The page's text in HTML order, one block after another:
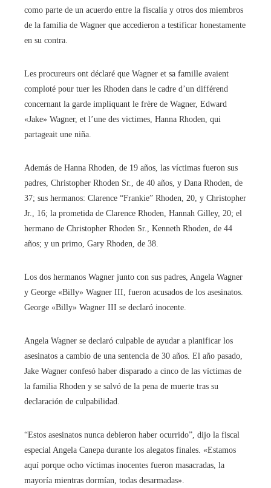
como parte de un acuerdo entre la fiscalía y otros dos miembros
de la familia de Wagner que accedieron a testificar honestamente
en su contra.
Les procureurs ont déclaré que Wagner et sa famille avaient
comploté pour tuer les Rhoden dans le cadre d’un différend
concernant la garde impliquant le frère de Wagner, Edward
«Jake» Wagner, et l’une des victimes, Hanna Rhoden, qui
partageait une niña.
Además de Hanna Rhoden, de 19 años, las víctimas fueron sus
padres, Christopher Rhoden Sr., de 40 años, y Dana Rhoden, de
37; sus hermanos: Clarence “Frankie” Rhoden, 20, y Christopher
Jr., 16; la prometida de Clarence Rhoden, Hannah Gilley, 20; el
hermano de Christopher Rhoden Sr., Kenneth Rhoden, de 44
años; y un primo, Gary Rhoden, de 38.
Los dos hermanos Wagner junto con sus padres, Angela Wagner
y George «Billy» Wagner III, fueron acusados ​​de los asesinatos.
George «Billy» Wagner III se declaró inocente.
Angela Wagner se declaró culpable de ayudar a planificar los
asesinatos a cambio de una sentencia de 30 años. El año pasado,
Jake Wagner confesó haber disparado a cinco de las víctimas de
la familia Rhoden y se salvó de la pena de muerte tras su
declaración de culpabilidad.
“Estos asesinatos nunca debieron haber ocurrido”, dijo la fiscal
especial Angela Canepa durante los alegatos finales. «Estamos
aquí porque ocho víctimas inocentes fueron masacradas, la
mayoría mientras dormían, todas desarmadas».